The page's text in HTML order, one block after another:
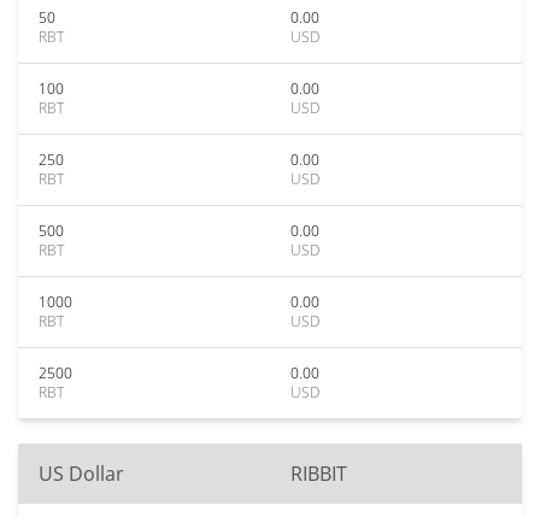
50
RBT
0.00
USD
100
RBT
0.00
USD
250
RBT
0.00
USD
500
RBT
0.00
USD
1000
RBT
0.00
USD
2500
RBT
0.00
USD
US Dollar RIBBIT